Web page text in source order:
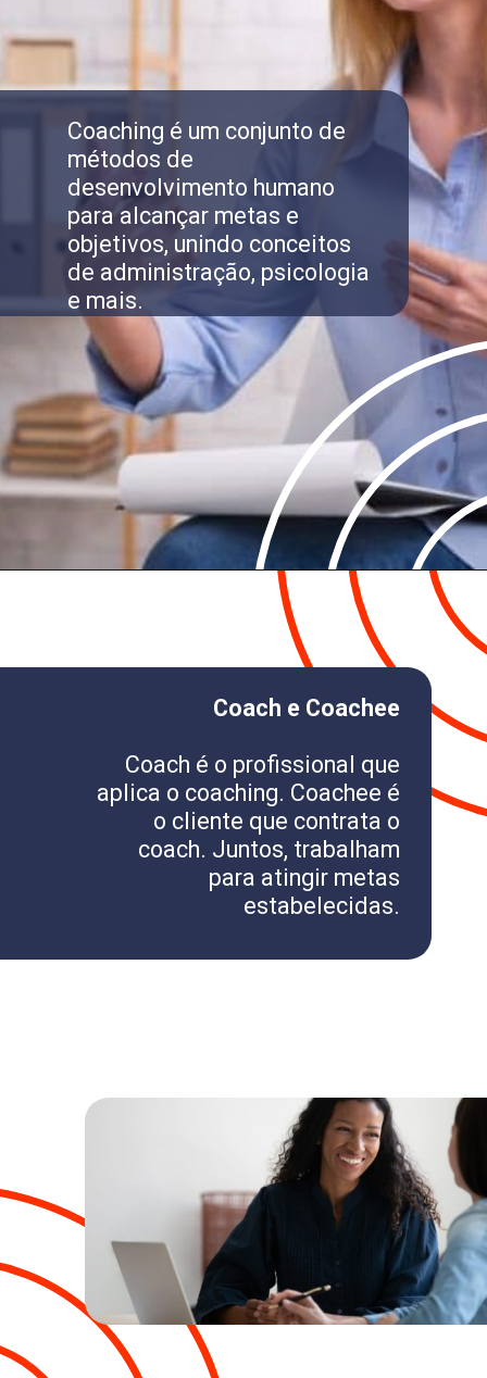
Coaching é um conjunto de
métodos de
desenvolvimento humano
para alcançar metas e
objetivos, unindo conceitos
de administração, psicologia
e mais.
Coach e Coachee
Coach é o profissional que
aplica o coaching. Coachee é
o cliente que contrata o
coach. Juntos, trabalham
para atingir metas
estabelecidas.